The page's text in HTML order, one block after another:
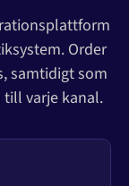
Order
samtidigt som
varje kanal.